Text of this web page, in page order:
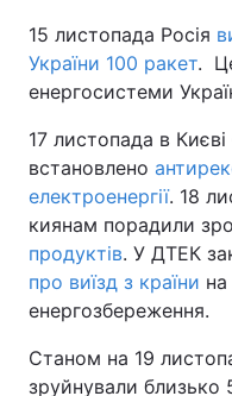
15 листопада Росія
України 100 ракет.
енергосистеми
17 листопада в Києві
встановлено
електроенергії. 18
киянам порадили
продуктів. У ДТЕК
про виїзд з країни
енергозбереження.
Станом на 19
зруйнували близько